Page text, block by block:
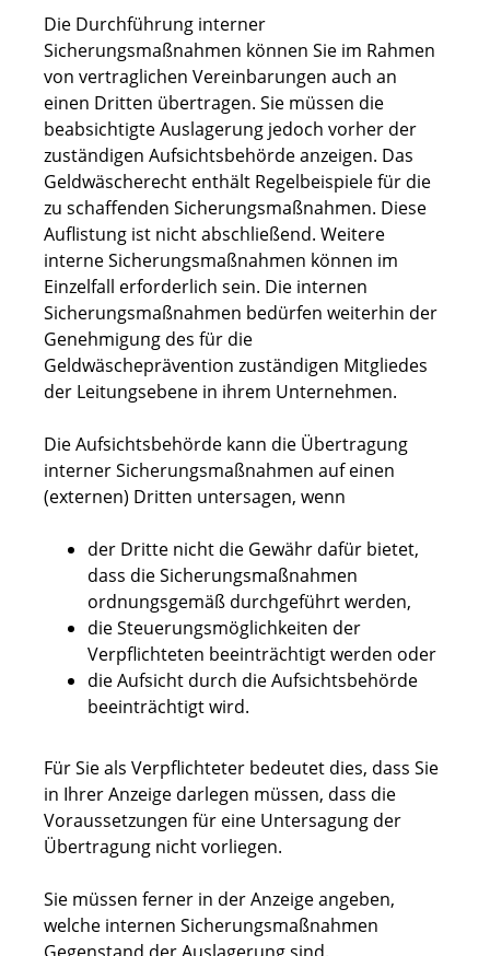
Die Durchführung interner
Sicherungsmaßnahmen können Sie im Rahmen
von vertraglichen Vereinbarungen auch an
einen Dritten übertragen. Sie müssen die
beabsichtigte Auslagerung jedoch vorher der
zuständigen Aufsichtsbehörde anzeigen. Das
Geldwäscherecht enthält Regelbeispiele für die
zu schaffenden Sicherungsmaßnahmen. Diese
Auflistung ist nicht abschließend. Weitere
interne Sicherungsmaßnahmen können im
Einzelfall erforderlich sein. Die internen
Sicherungsmaßnahmen bedürfen weiterhin der
Genehmigung des für die
Geldwäscheprävention zuständigen Mitgliedes
der Leitungsebene in ihrem Unternehmen.
Die Aufsichtsbehörde kann die Übertragung
interner Sicherungsmaßnahmen auf einen
(externen) Dritten untersagen, wenn
der Dritte nicht die Gewähr dafür bietet,
dass die Sicherungsmaßnahmen
ordnungsgemäß durchgeführt werden,
die Steuerungsmöglichkeiten der
Verpflichteten beeinträchtigt werden oder
die Aufsicht durch die Aufsichtsbehörde
beeinträchtigt wird.
Für Sie als Verpflichteter bedeutet dies, dass Sie
in Ihrer Anzeige darlegen müssen, dass die
Voraussetzungen für eine Untersagung der
Übertragung nicht vorliegen.
Sie müssen ferner in der Anzeige angeben,
welche internen Sicherungsmaßnahmen